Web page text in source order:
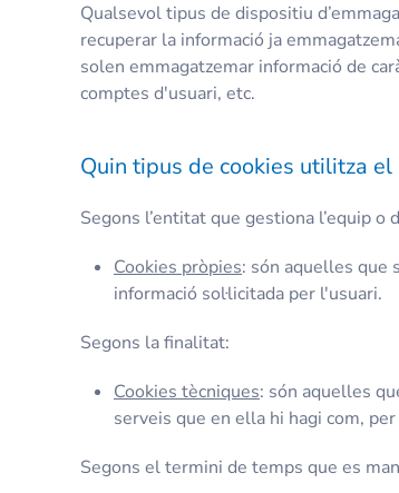
Qualsevol tipus de dispositiu
recuperar la informació ja
solen emmagatzemar informació de
comptes d'usuari, etc.
Quin tipus de cookies utilitza
Segons l’entitat que gestiona l’equip o
Cookies pròpies: són aquelles que
informació sol·licitada per l'usuari.
Segons la finalitat:
Cookies tècniques: són aquelles
serveis que en ella hi hagi com,
Segons el termini de temps que es